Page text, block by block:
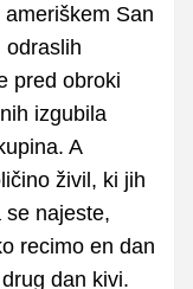
San
odraslih
pred obroki
izgubila
A
živil, ki jih
se najeste,
recimo en dan
dan kivi.